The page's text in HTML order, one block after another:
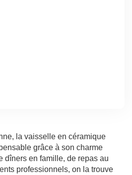
la vaisselle en céramique
grâce à son charme
dîners en famille, de repas au
professionnels, on la trouve